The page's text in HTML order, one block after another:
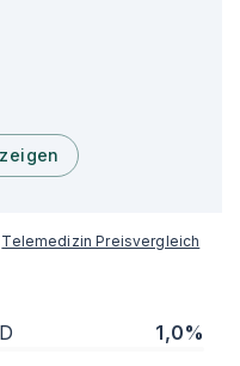
Telemedizin Preisvergleich
1,0%